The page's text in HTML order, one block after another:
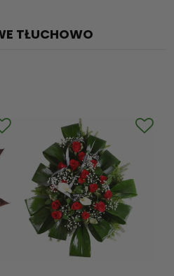
TŁUCHOWO